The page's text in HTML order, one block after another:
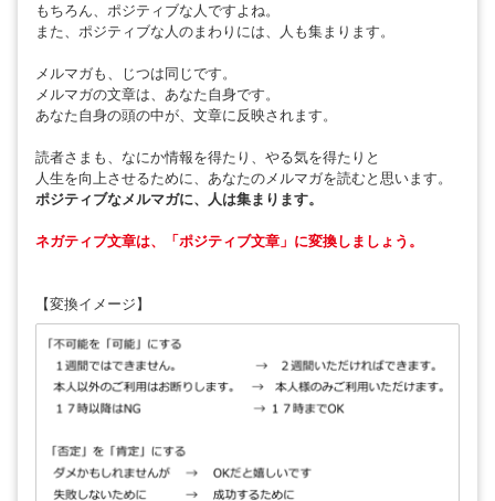
もちろん、ポジティブな人ですよね。
また、ポジティブな人のまわりには、人も集まります。
メルマガも、じつは同じです。
メルマガの文章は、あなた自身です。
あなた自身の頭の中が、文章に反映されます。
読者さまも、なにか情報を得たり、やる気を得たりと
人生を向上させるために、あなたのメルマガを読むと思います。
ポジティブなメルマガに、人は集まります。
ネガティブ文章は、「ポジティブ文章」に変換しましょう。
【変換イメージ】